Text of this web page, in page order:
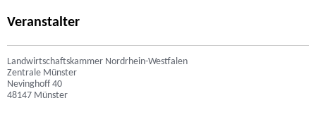
Veranstalter
Landwirtschaftskammer Nordrhein-Westfalen
Zentrale Münster
Nevinghoff 40
48147 Münster